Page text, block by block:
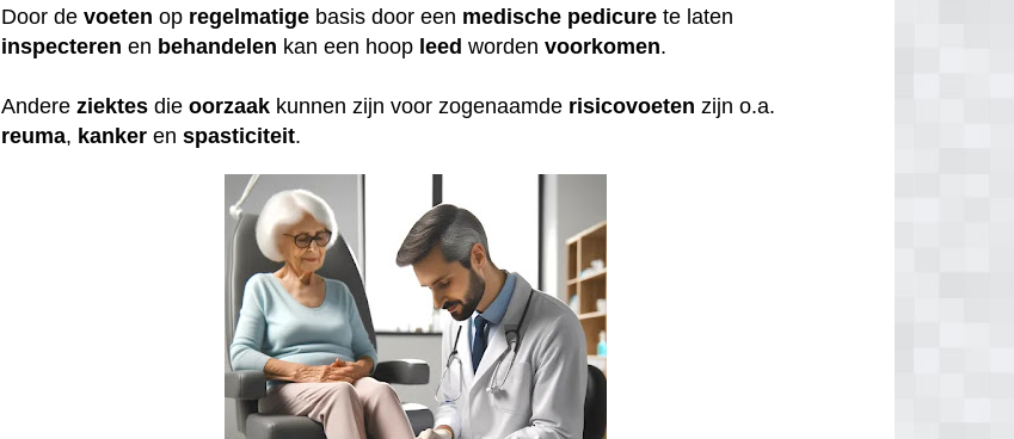
Door devoeten op regelmatige basis door een medische pedicure te laten
inspecteren en behandelen kan een hoop leed wordenvoorkomen.
Andereziektes dieoorzaak kunnen zijn voor zogenaamde risicovoeten zijn o.a.
reuma, kanker enspasticiteit.